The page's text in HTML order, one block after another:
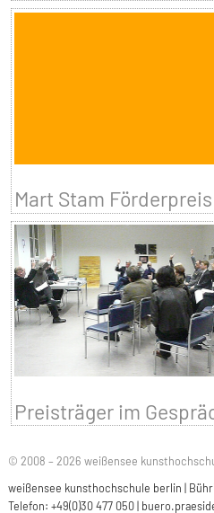
Mart Stam
Preisträger im
© 2008 – 2026 weißensee
weißensee kunsthochschule berlin |
Telefon: +49(0)30 477 050 |